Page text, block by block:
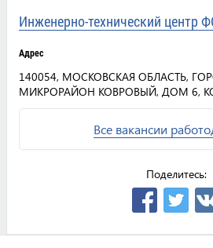
Инженерно-технический центр
Адрес
140054, МОСКОВСКАЯ ОБЛАСТЬ,
МИКРОРАЙОН КОВРОВЫЙ, ДОМ 6,
Все вакансии
Поделитесь: